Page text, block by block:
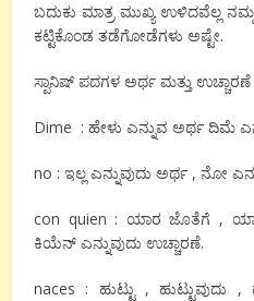
ಬದುಕು ಮಾತ್ರ ಮುಖ್ಯ ಉಳಿದವೆಲ್ಲ
ಕಟ್ಟಿಕೊಂಡ ತಡೆಗೋಡೆಗಳು ಅಷ್ಟೇ.
ಸ್ಪಾನಿಷ್ ಪದಗಳ ಅರ್ಥ ಮತ್ತು ಉಚ್ಚಾರಣೆ
Dime : ಹೇಳು ಎನ್ನುವ ಅರ್ಥ ದಿಮೆ
no : ಇಲ್ಲ ಎನ್ನುವುದು ಅರ್ಥ , ನೋ
con quien : ಯಾರ ಜೊತೆಗೆ ,
ಕಿಯೆನ್ ಎನ್ನುವುದು ಉಚ್ಚಾರಣೆ.
naces : ಹುಟ್ಟು , ಹುಟ್ಟುವುದು